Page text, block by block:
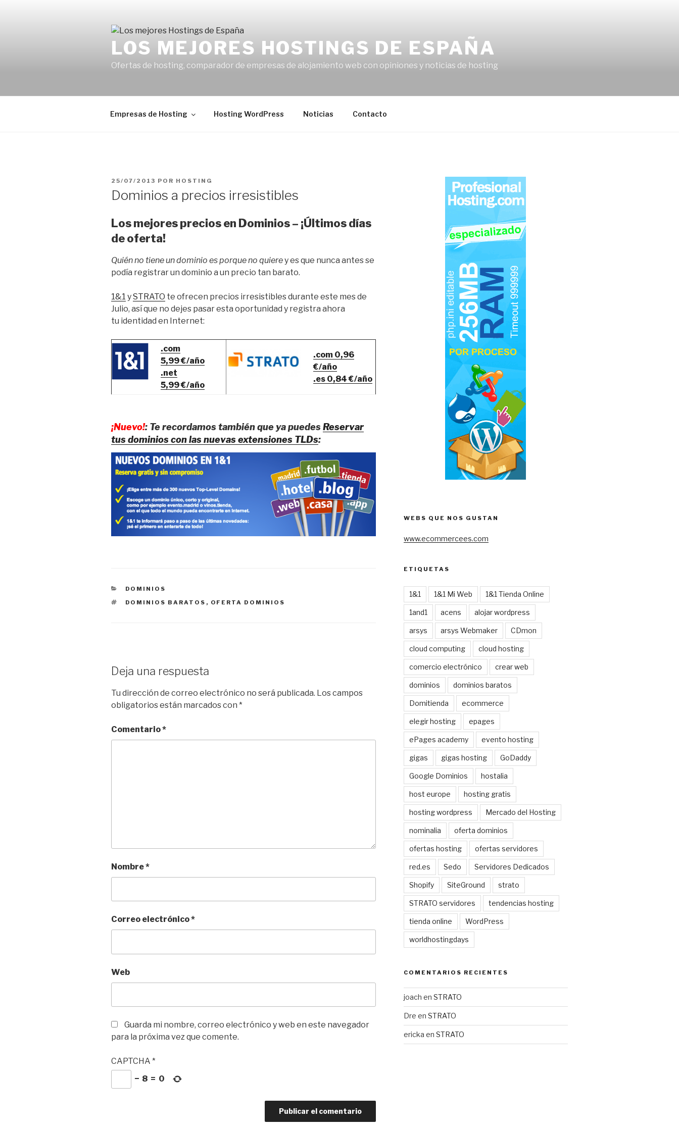
LOS MEJORES HOSTINGS DE ESPAÑA
Ofertas de hosting, comparador de empresas de alojamiento web con opiniones y noticias de hosting
Empresas de Hosting Hosting WordPress Noticias Contacto
PUBLICADO
25/07/2013 POR HOSTING
Dominios a precios irresistibles
Los mejores precios en Dominios – ¡Últimos días
de oferta!
Quién no tiene un dominio es porque no quierey es que nunca antes se
podía registrar un dominio a un precio tan barato.
1&1 ySTRATO te ofrecen precios irresistibles durante este mes de
Julio, así que no dejes pasar esta oportunidad y registra ahora
tu identidad en Internet:
.com
5,99 €/año
.net
5,99 €/año
.com 0,96
€/año
.es 0,84 €/año
¡Nuevo!: Te recordamos también que ya puedes Reservar
tus dominios con las nuevas extensiones TLDs:
CATEGORÍAS
DOMINIOS
ETIQUETAS
DOMINIOS BARATOS , OFERTA DOMINIOS
Deja una respuesta
Tu dirección de correo electrónico no será publicada. Los campos
obligatorios están marcados con *
Comentario*
Nombre*
Correo electrónico*
Web
Guarda mi nombre, correo electrónico y web en este navegador
para la próxima vez que comente.
CAPTCHA *
− 8 = 0
WEBS QUE NOS GUSTAN
www.ecommercees.com
ETIQUETAS
1&1 1&1 Mi Web 1&1 Tienda Online
1and1 acens alojar wordpress
arsys arsys Webmaker CDmon
cloud computing cloud hosting
comercio electrónico crear web
dominios dominios baratos
Domitienda ecommerce
elegir hosting epages
ePages academy evento hosting
gigas gigas hosting GoDaddy
Google Dominios hostalia
host europe hosting gratis
hosting wordpress Mercado del Hosting
nominalia oferta dominios
ofertas hosting ofertas servidores
red.es Sedo Servidores Dedicados
Shopify SiteGround strato
STRATO servidores tendencias hosting
tienda online WordPress
worldhostingdays
COMENTARIOS RECIENTES
joach en STRATO
Dre en STRATO
ericka en STRATO